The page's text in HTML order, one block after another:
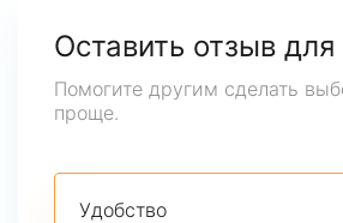
Оставить отзыв
Помогите другим сделать
проще.
Удобство